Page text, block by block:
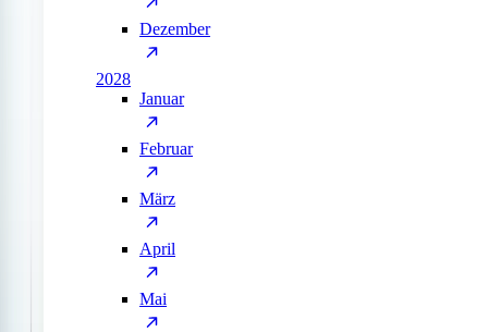
Dezember
2028
Januar
Februar
März
April
Mai